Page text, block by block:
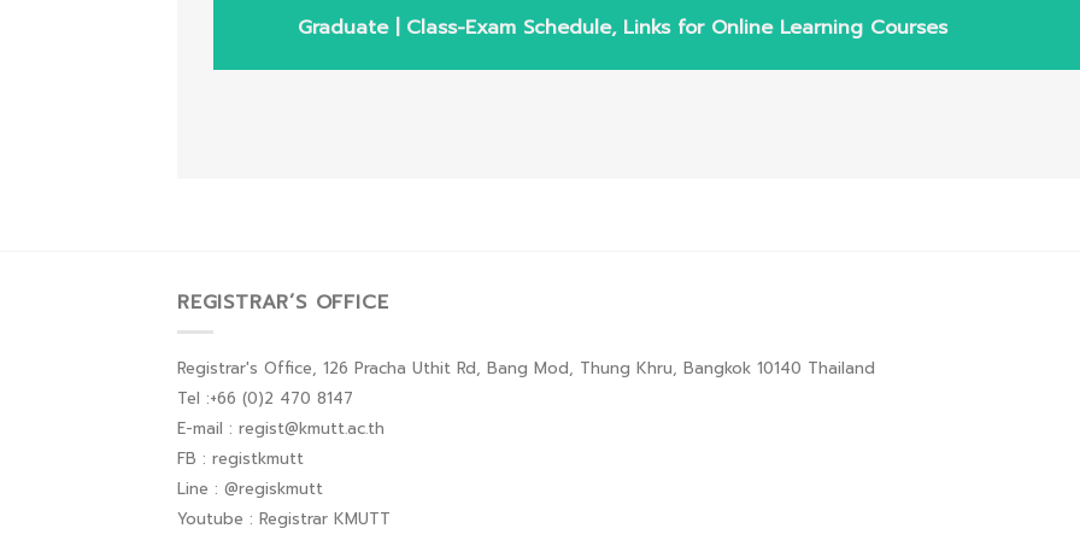
Graduate | Class-Exam Schedule, Links for Online Learning Courses
REGISTRAR’S OFFICE
Registrar's Office, 126 Pracha Uthit Rd, Bang Mod, Thung Khru, Bangkok 10140 Thailand
Tel :+66 (0)2 470 8147
E-mail : regist@kmutt.ac.th
FB : registkmutt
Line : @regiskmutt
Youtube : Registrar KMUTT